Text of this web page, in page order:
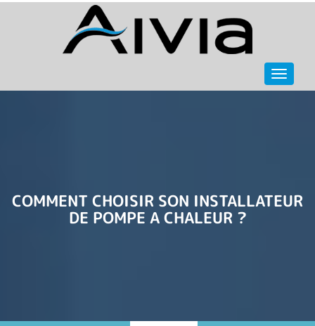
COMMENT CHOISIR SON INSTALLATEUR
DE POMPE A CHALEUR ?